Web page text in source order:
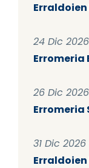
24 Dic
Erromeria
26 Dic
31 Dic 2026